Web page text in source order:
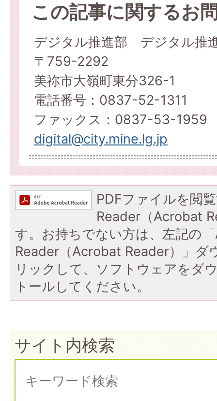
この記事に関するお
デジタル推進部 デジタル推
〒759-2292
美祢市大嶺町東分326-1
電話番号：0837-52-1311
ファックス：0837-53-1959
digital@city.mine.lg.jp
PDFファイルを閲
Reader（Acrobat
す。お持ちでない方は、左記の
Reader（Acrobat Reader）」ダ
リックして、ソフトウェアをダ
トールしてください。
サイト内検索